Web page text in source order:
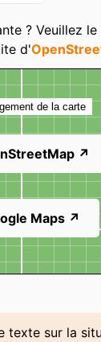
? Veuillez
d'
de la carte
↗
Maps ↗
texte sur la